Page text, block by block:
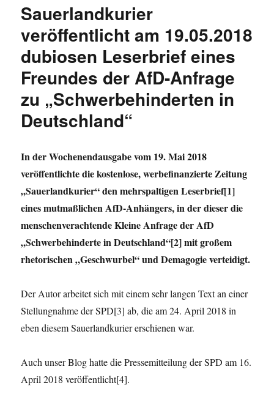
Schönrednerei
Pseudogütesiegel
Sauerlandkurier
veröffentlicht am 19.05.2018
dubiosen Leserbrief eines
Freundes der AfD-Anfrage
zu „Schwerbehinderten in
Deutschland“
In der Wochenendausgabe vom 19. Mai 2018
veröffentlichte die kostenlose, werbefinanzierte Zeitung
„Sauerlandkurier“ den mehrspaltigen Leserbrief[1]
eines mutmaßlichen AfD-Anhängers, in der dieser die
menschenverachtende Kleine Anfrage der AfD
„Schwerbehinderte in Deutschland“[2] mit großem
rhetorischen „Geschwurbel“ und Demagogie verteidigt.
Der Autor arbeitet sich mit einem sehr langen Text an einer
Stellungnahme der SPD[3] ab, die am 24. April 2018 in
eben diesem Sauerlandkurier erschienen war.
Auch unser Blog hatte die Pressemitteilung der SPD am 16.
April 2018 veröffentlicht[4].